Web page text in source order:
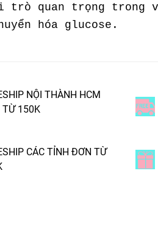
trò quan trọng trong
hóa glucose.
NỘI THÀNH HCM
TỪ 150K
CÁC TỈNH ĐƠN TỪ